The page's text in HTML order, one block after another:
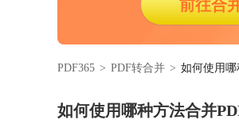
前往合
PDF365 > PDF转合并 > 如何使用哪
如何使用哪种方法合并